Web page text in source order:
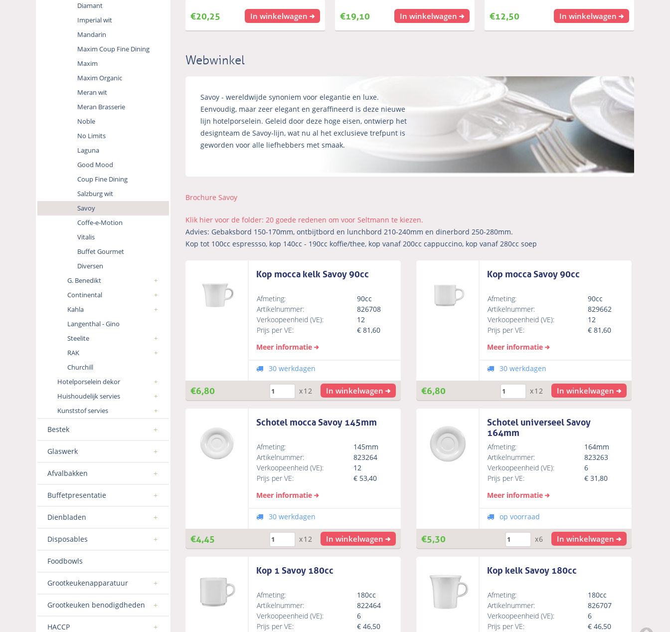
Diamant
Imperial wit
Mandarin
Maxim Coup Fine Dining
Maxim
Maxim Organic
Meran wit
Meran Brasserie
Noble
No Limits
Laguna
Good Mood
Coup Fine Dining
Salzburg wit
Savoy
Coffe-e-Motion
Vitalis
Buffet Gourmet
Diversen
G. Benedikt
Continental
Kahla
Langenthal - Gino
Steelite
RAK
Churchill
Hotelporselein dekor
Huishoudelijk servies
Kunststof servies
Bestek
Glaswerk
Afvalbakken
Buffetpresentatie
Dienbladen
Disposables
Foodbowls
Grootkeukenapparatuur
Grootkeuken benodigdheden
HACCP
€20,25 In winkelwagen €19,10 In winkelwagen €12,50 In winkelwagen
Webwinkel
Savoy - wereldwijde synoniem voor elegantie en luxe.
Eenvoudig, maar zeer elegant en geraffineerd is deze nieuwe
lijn hotelporselein. Geleid door deze hoge eisen, ontwierp het
designteam de Savoy-lijn, wat nu al het exclusieve trefpunt is
geworden voor alle liefhebbers met smaak.
Brochure Savoy
Klik hier voor de folder: 20 goede redenen om voor Seltmann te kiezen.
Advies: Gebaksbord 150-170mm, ontbijtbord en lunchbord 210-240mm en dinerbord 250-280mm.
Kop tot 100cc espressso, kop 140cc - 190cc koffie/thee, kop vanaf 200cc cappuccino, kop vanaf 280cc soep
Kop mocca kelk Savoy 90cc
Afmeting:
90cc
Artikelnummer:
826708
Verkoopeenheid (VE):
12
Prijs per VE:
€ 81,60
Meer informatie
30 werkdagen
€6,80 x12 In winkelwagen
Kop mocca Savoy 90cc
Afmeting:
90cc
Artikelnummer:
829662
Verkoopeenheid (VE):
12
Prijs per VE:
€ 81,60
Meer informatie
30 werkdagen
€6,80 x12 In winkelwagen
Schotel mocca Savoy 145mm
Afmeting:
145mm
Artikelnummer:
823264
Verkoopeenheid (VE):
12
Prijs per VE:
€ 53,40
Meer informatie
30 werkdagen
€4,45 x12 In winkelwagen
Schotel universeel Savoy
164mm
Afmeting:
164mm
Artikelnummer:
823263
Verkoopeenheid (VE):
6
Prijs per VE:
€ 31,80
Meer informatie
op voorraad
€5,30 x6 In winkelwagen
Kop 1 Savoy 180cc
Afmeting:
180cc
Artikelnummer:
822464
Verkoopeenheid (VE):
6
Prijs per VE:
€ 46,50
Kop kelk Savoy 180cc
Afmeting:
180cc
Artikelnummer:
826707
Verkoopeenheid (VE):
6
Prijs per VE:
€ 46,50